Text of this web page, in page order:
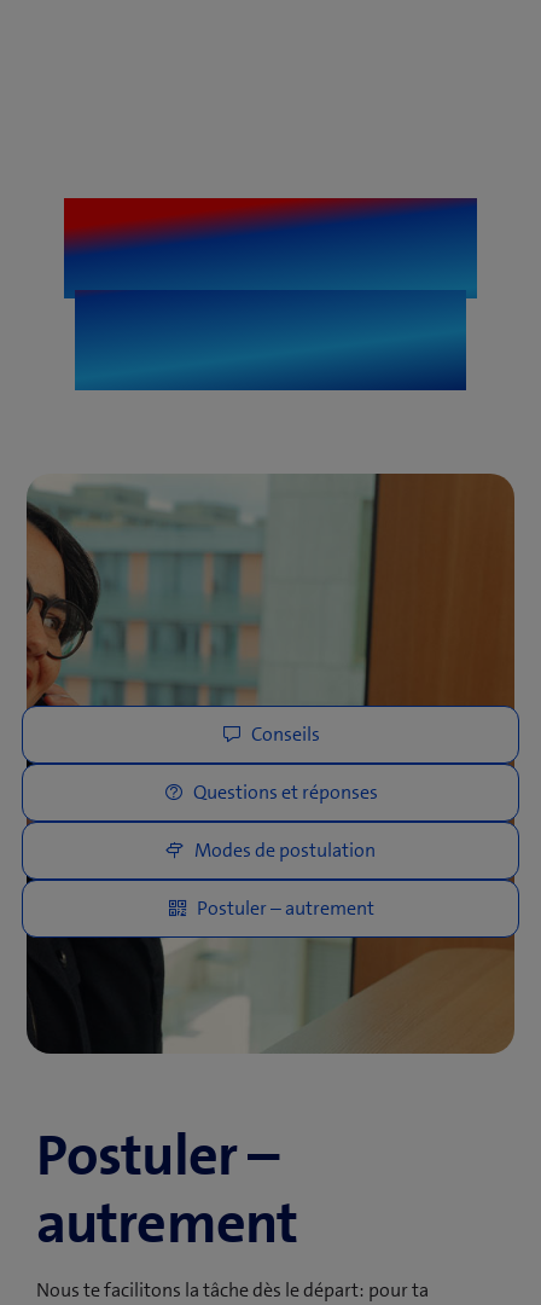
Prêts pour ta
candidature
Postuler –
autrement
Nous te facilitons la tâche dès le départ: pour ta